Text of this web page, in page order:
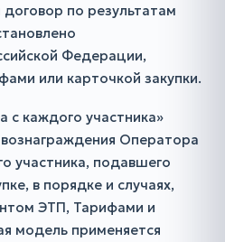
по результатам
Федерации,
или карточкой закупки.
с каждого участника»
Оператора
участника, подавшего
в порядке и случаях,
ЭТП, Тарифами и
модель применяется